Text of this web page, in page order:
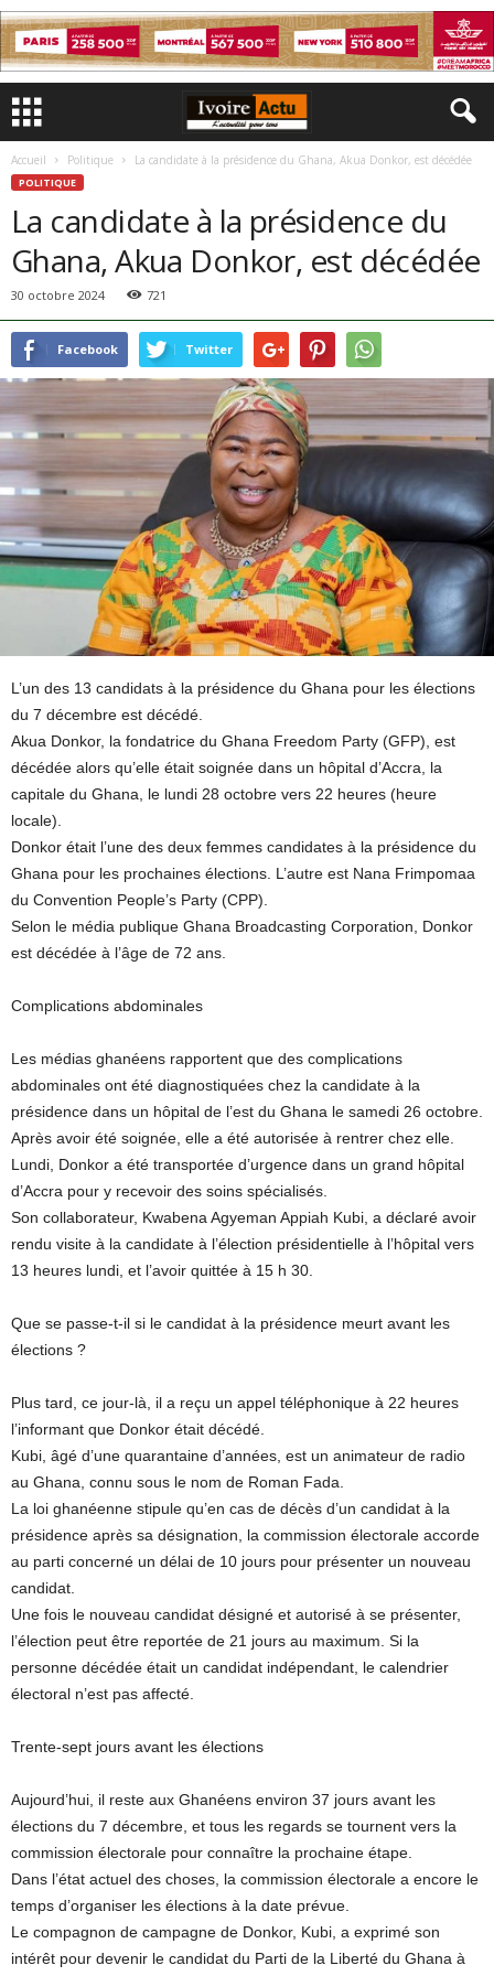
Accueil Politique La candidate à la présidence du Ghana, Akua Donkor, est décédée
POLITIQUE
La candidate à la présidence du
Ghana, Akua Donkor, est décédée
30 octobre 2024 721
Facebook Twitter
L’un des 13 candidats à la présidence du Ghana pour les élections
du 7 décembre est décédé.
Akua Donkor, la fondatrice du Ghana Freedom Party (GFP), est
décédée alors qu’elle était soignée dans un hôpital d’Accra, la
capitale du Ghana, le lundi 28 octobre vers 22 heures (heure
locale).
Donkor était l’une des deux femmes candidates à la présidence du
Ghana pour les prochaines élections. L’autre est Nana Frimpomaa
du Convention People’s Party (CPP).
Selon le média publique Ghana Broadcasting Corporation, Donkor
est décédée à l’âge de 72 ans.
Complications abdominales
Les médias ghanéens rapportent que des complications
abdominales ont été diagnostiquées chez la candidate à la
présidence dans un hôpital de l’est du Ghana le samedi 26 octobre.
Après avoir été soignée, elle a été autorisée à rentrer chez elle.
Lundi, Donkor a été transportée d’urgence dans un grand hôpital
d’Accra pour y recevoir des soins spécialisés.
Son collaborateur, Kwabena Agyeman Appiah Kubi, a déclaré avoir
rendu visite à la candidate à l’élection présidentielle à l’hôpital vers
13 heures lundi, et l’avoir quittée à 15 h 30.
Que se passe-t-il si le candidat à la présidence meurt avant les
élections ?
Plus tard, ce jour-là, il a reçu un appel téléphonique à 22 heures
l’informant que Donkor était décédé.
Kubi, âgé d’une quarantaine d’années, est un animateur de radio
au Ghana, connu sous le nom de Roman Fada.
La loi ghanéenne stipule qu’en cas de décès d’un candidat à la
présidence après sa désignation, la commission électorale accorde
au parti concerné un délai de 10 jours pour présenter un nouveau
candidat.
Une fois le nouveau candidat désigné et autorisé à se présenter,
l’élection peut être reportée de 21 jours au maximum. Si la
personne décédée était un candidat indépendant, le calendrier
électoral n’est pas affecté.
Trente-sept jours avant les élections
Aujourd’hui, il reste aux Ghanéens environ 37 jours avant les
élections du 7 décembre, et tous les regards se tournent vers la
commission électorale pour connaître la prochaine étape.
Dans l’état actuel des choses, la commission électorale a encore le
temps d’organiser les élections à la date prévue.
Le compagnon de campagne de Donkor, Kubi, a exprimé son
intérêt pour devenir le candidat du Parti de la Liberté du Ghana à